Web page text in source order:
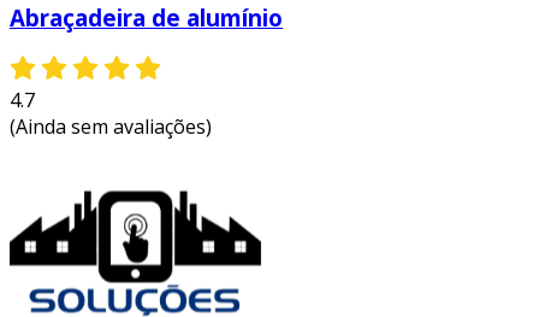
Abraçadeira de alumínio
4.7
(Ainda sem avaliações)